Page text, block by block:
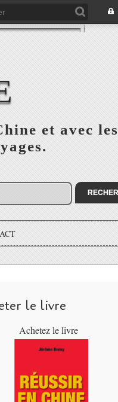
et avec les
le livre
Achetez le livre